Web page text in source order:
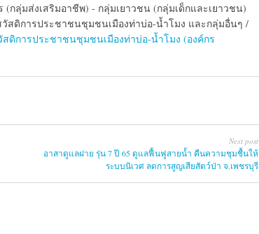
ลุ่มส่งเสริมอาชีพ) - กลุ่มเยาวชน (กลุ่มเด็กและเยาวชน)
สดิการประชาชนชุมชนเมืองท่าบ่อ-น้ำโมง และกลุ่มอื่นๆ /
ดิการประชาชนชุมชนเมืองท่าบ่อ-น้ำโมง (องค์กร
Next post
อาสาดูแลฝาย รุ่น 7 ปี 65 ดูแลฟื้นฟูสายน้ำ คืนความชุมชื้นให้
ระบบนิเวศ ลดการสูญเสียสัตว์ป่า จ.เพชรบุรี